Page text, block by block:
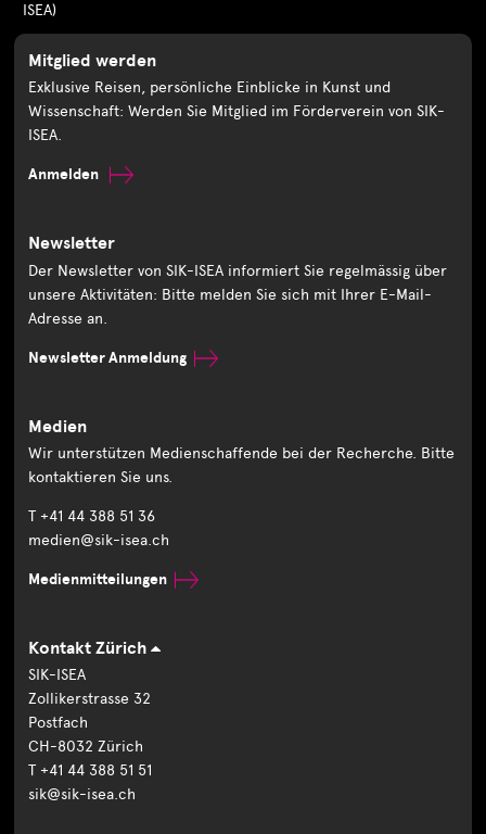
ISEA)
Mitglied werden
Exklusive Reisen, persönliche Einblicke in Kunst und
Wissenschaft: Werden Sie Mitglied im Förderverein von SIK-
ISEA.
Anmelden
Newsletter
Der Newsletter von SIK-ISEA informiert Sie regelmässig über
unsere Aktivitäten: Bitte melden Sie sich mit Ihrer E-Mail-
Adresse an.
Newsletter Anmeldung
Medien
Wir unterstützen Medienschaffende bei der Recherche. Bitte
kontaktieren Sie uns.
T +41 44 388 51 36
medien@sik-isea.ch
Medienmitteilungen
Kontakt Zürich
SIK-ISEA
Zollikerstrasse 32
Postfach
CH-8032 Zürich
T +41 44 388 51 51
sik@sik-isea.ch